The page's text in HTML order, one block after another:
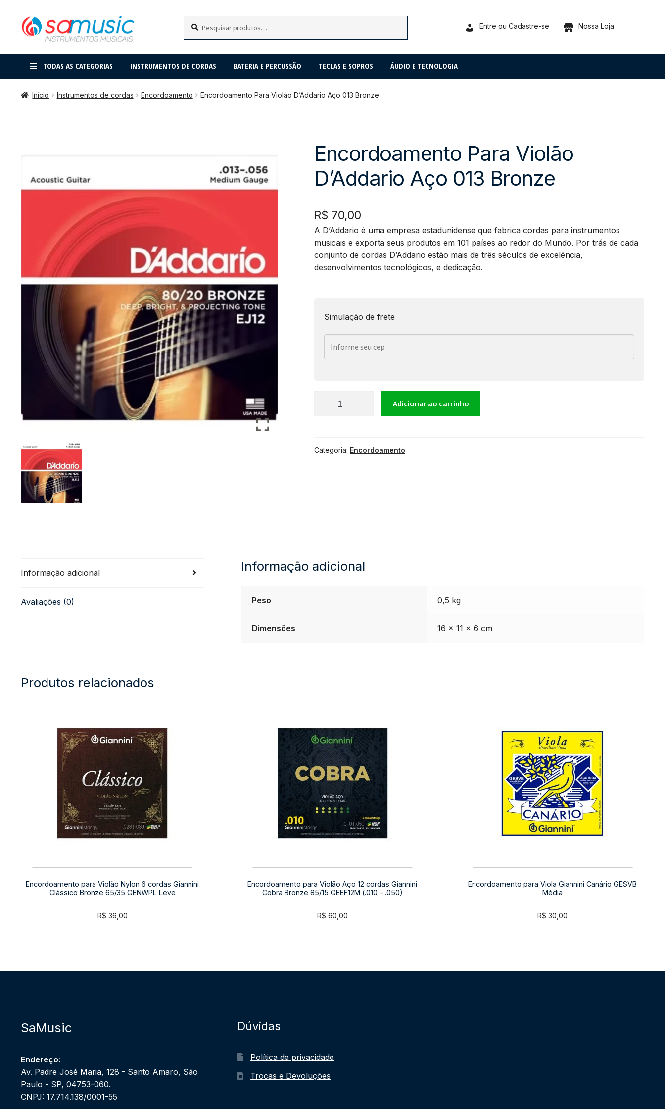
Pular
para
Pular
para
por:
Entre ou Cadastre-se Nossa Loja
TODAS AS CATEGORIAS INSTRUMENTOS DE CORDAS BATERIA E PERCUSSÃO TECLAS E SOPROS ÁUDIO E TECNOLOGIA
Início Instrumentos de cordas Encordoamento Encordoamento Para Violão D’Addario Aço 013 Bronze
Encordoamento Para Violão
D’Addario Aço 013 Bronze
R$ 70,00
A D’Addario é uma empresa estadunidense que fabrica cordas para instrumentos
musicais e exporta seus produtos em 101 países ao redor do Mundo. Por trás de cada
conjunto de cordas D’Addario estão mais de três séculos de excelência,
desenvolvimentos tecnológicos, e dedicação.
Simulação de frete
Encordoamento
Violão
Adicionar ao carrinho
Categoria: Encordoamento
Informação adicional
Avaliações (0)
Informação adicional
Peso 0,5 kg
Dimensões 16 × 11 × 6 cm
Produtos relacionados
Encordoamento para Violão Nylon 6 cordas Giannini
Clássico Bronze 65/35 GENWPL Leve
R$ 36,00
Encordoamento para Violão Aço 12 cordas Giannini
Cobra Bronze 85/15 GEEF12M (.010 – .050)
R$ 60,00
Encordoamento para Viola Giannini Canário GESVB
Média
R$ 30,00
SaMusic
Endereço:
Av. Padre José Maria, 128 - Santo Amaro, São
Paulo - SP, 04753-060.
CNPJ: 17.714.138/0001-55
Dúvidas
Política de privacidade
Trocas e Devoluções